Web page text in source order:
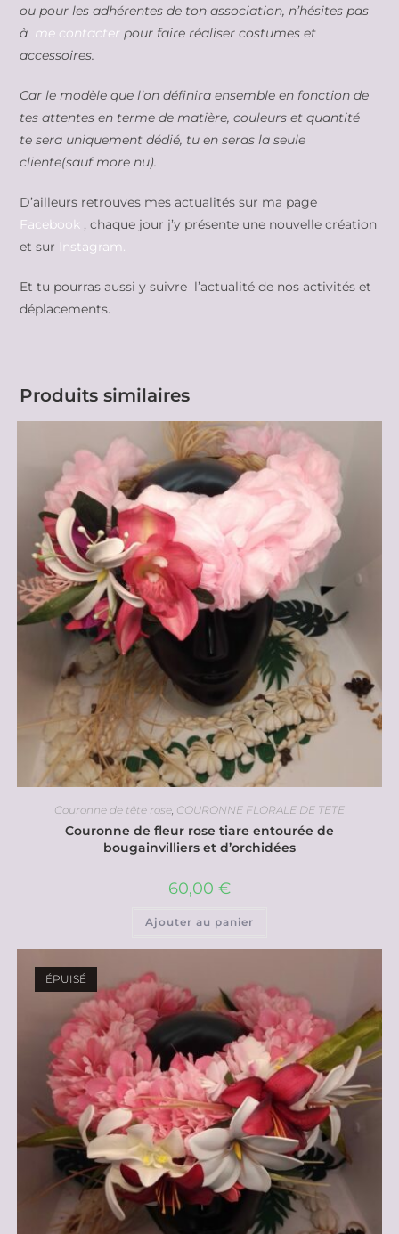
ou pour les adhérentes de ton association, n’hésites pas
à me contacter pour faire réaliser costumes et
accessoires.
Car le modèle que l’on définira ensemble en fonction de
tes attentes en terme de matière, couleurs et quantité
te sera uniquement dédié, tu en seras la seule
cliente(sauf more nu).
D’ailleurs retrouves mes actualités sur ma page
Facebook , chaque jour j’y présente une nouvelle création
et sur Instagram.
Et tu pourras aussi y suivre l’actualité de nos activités et
déplacements.
Produits similaires
Couronne de tête rose, COURONNE FLORALE DE TETE
Couronne de fleur rose tiare entourée de
bougainvilliers et d’orchidées
60,00 €
Ajouter au panier
ÉPUISÉ